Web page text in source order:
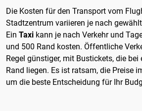
Die Kosten für den Transport vom
Stadtzentrum variieren je nach
Ein Taxi kann je nach Verkehr und
und 500 Rand kosten. Öffentliche
Regel günstiger, mit Bustickets, die
Rand liegen. Es ist ratsam, die Preise
um die beste Entscheidung für Ihr